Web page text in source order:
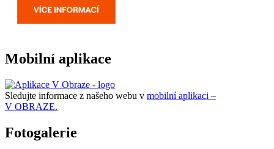
Mobilní aplikace
Sledujte informace z našeho webu v mobilní aplikaci –
V OBRAZE.
Fotogalerie